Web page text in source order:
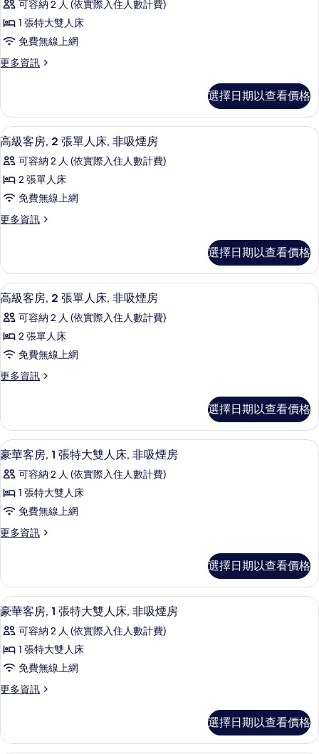
雙
人
床,
非
房
的
所
有
相
片
特
大
人
床,
非
房
詳
情
高
級
客
房,
張
特
大
雙
人
床,
非
房
的
所
有
相
片
可容納 2 人 (依實際入住人數計費)
1 張特大雙人床
免費無線上網
更多資訊
更
客
房,
1
特
大
人
床,
非
房
詳
情
選擇日期以查看價格
顯
示
高
級
客
房,
張
單
人
床,
非
吸
煙
所
有
相
片
客房內保險箱、隔音、免費無線上網、
5
高級客房, 2 張單人床, 非吸煙房
可容納 2 人 (依實際入住人數計費)
2 張單人床
免費無線上網
更多資訊
更
客
房,
2
單
人
非
吸
煙
詳
選擇日期以查看價格
顯
示
高
級
客
房,
張
單
人
床,
非
吸
煙
所
有
相
片
客房內保險箱、隔音、免費無線上網、
6
高級客房, 2 張單人床, 非吸煙房
可容納 2 人 (依實際入住人數計費)
2 張單人床
免費無線上網
更多資訊
更
客
房,
2
單
人
非
吸
煙
詳
選擇日期以查看價格
顯
示
豪
華
客
房,
張
特
大
雙
人
床,
非
房
客房內保險箱、隔音、免費無線上網、
6
豪華客房, 1 張特大雙人床, 非吸煙房
可容納 2 人 (依實際入住人數計費)
1 張特大雙人床
免費無線上網
更多資訊
更
客
房,
1
特
大
人
床,
非
房
選擇日期以查看價格
顯
示
豪
華
客
房,
張
特
客房內保險箱、隔音、免費無線上網、
7
豪華客房, 1 張特大雙人床, 非吸煙房
可容納 2 人 (依實際入住人數計費)
1 張特大雙人床
免費無線上網
更多資訊
更
客
選擇日期以查看價格